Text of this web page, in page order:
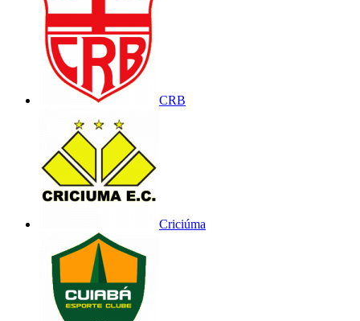
CRB
Criciúma